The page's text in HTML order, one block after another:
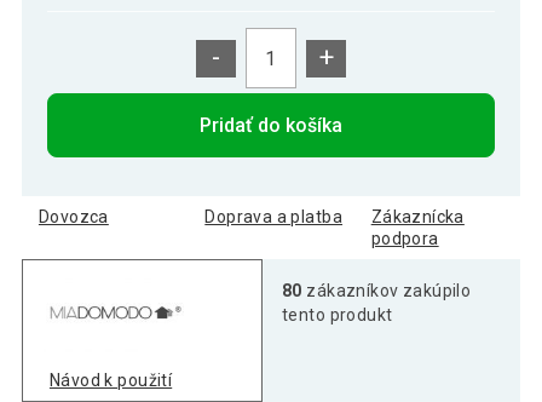
- +
Pridať do košíka
Dovozca Doprava a platba
Zákaznícka
podpora
Návod k použití
80 zákazníkov zakúpilo
tento produkt